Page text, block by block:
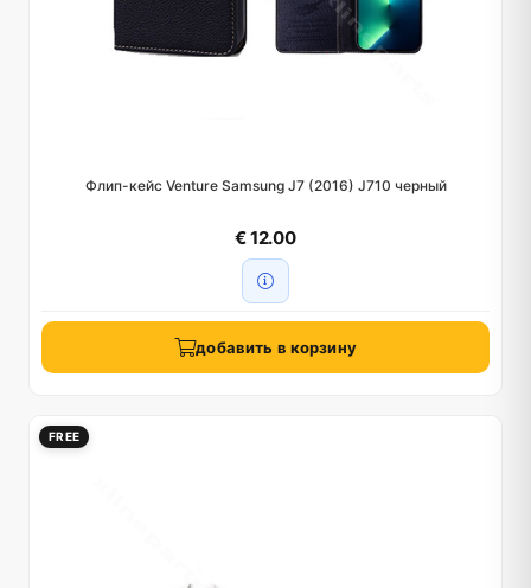
Флип-кейс Venture Samsung J7 (2016) J710 черный
€ 12.00
добавить в корзину
FREE